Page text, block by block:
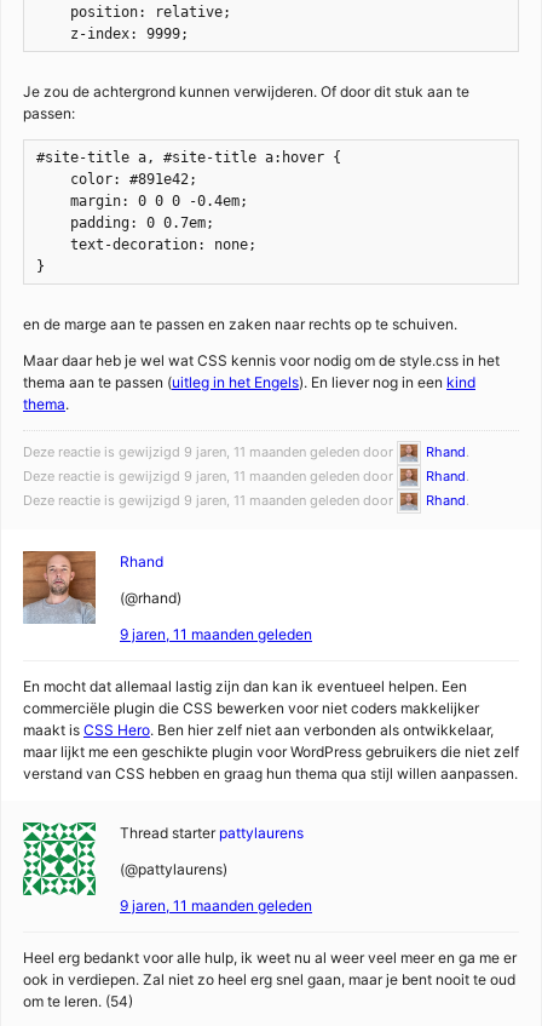
    position: relative;
    z-index: 9999;
Je zou de achtergrond kunnen verwijderen. Of door dit stuk aan te
passen:
#site-title a, #site-title a:hover {
    color: #891e42;
    margin: 0 0 0 -0.4em;
    padding: 0 0.7em;
    text-decoration: none;
}
en de marge aan te passen en zaken naar rechts op te schuiven.
Maar daar heb je wel wat CSS kennis voor nodig om de style.css in het
thema aan te passen (uitleg in het Engels). En liever nog in een kind
thema.
Deze reactie is gewijzigd 9 jaren, 11 maanden geleden door Rhand.
Deze reactie is gewijzigd 9 jaren, 11 maanden geleden door
Rhand.
Deze reactie is gewijzigd 9 jaren, 11 maanden geleden door
Rhand.
Rhand
(@rhand)
9 jaren, 11 maanden geleden
En mocht dat allemaal lastig zijn dan kan ik eventueel helpen. Een
commerciële plugin die CSS bewerken voor niet coders makkelijker
maakt is CSS Hero. Ben hier zelf niet aan verbonden als ontwikkelaar,
maar lijkt me een geschikte plugin voor WordPress gebruikers die niet zelf
verstand van CSS hebben en graag hun thema qua stijl willen aanpassen.
Thread starter pattylaurens
(@pattylaurens)
9 jaren, 11 maanden geleden
Heel erg bedankt voor alle hulp, ik weet nu al weer veel meer en ga me er
ook in verdiepen. Zal niet zo heel erg snel gaan, maar je bent nooit te oud
om te leren. (54)